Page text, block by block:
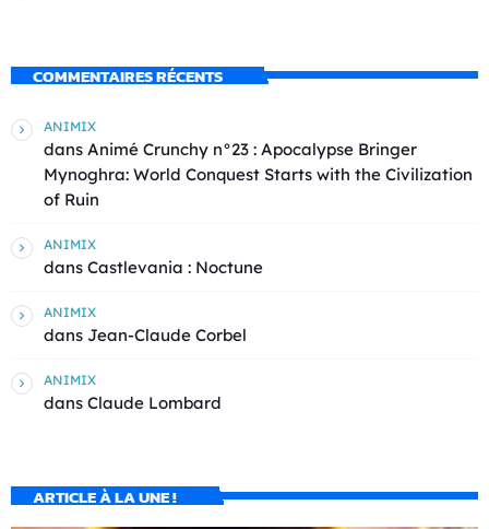
COMMENTAIRES RÉCENTS
ANIMIX
dans Animé Crunchy n°23 : Apocalypse Bringer
Mynoghra: World Conquest Starts with the Civilization
of Ruin
ANIMIX
dans Castlevania : Noctune
ANIMIX
dans Jean-Claude Corbel
ANIMIX
dans Claude Lombard
ARTICLE À LA UNE !